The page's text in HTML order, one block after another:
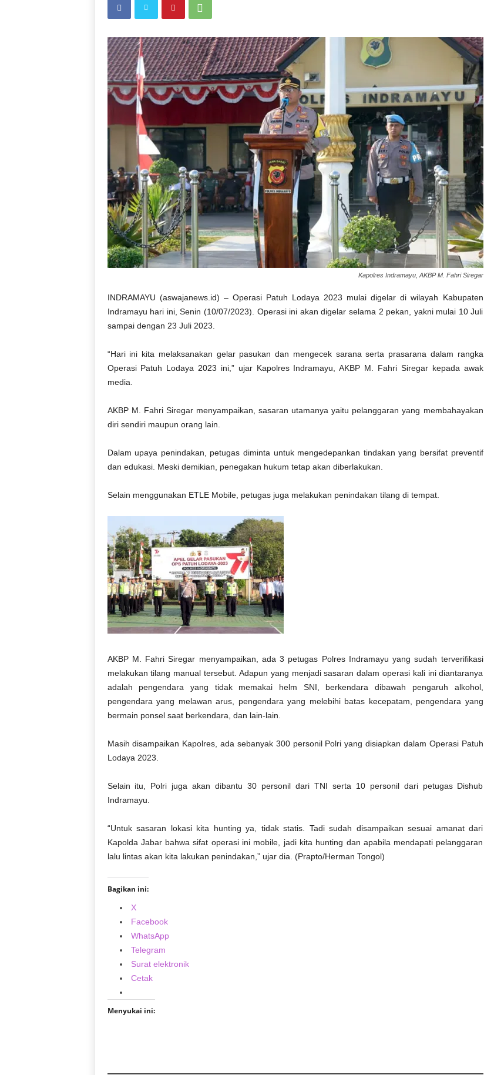
Kapolres Indramayu, AKBP M. Fahri Siregar
INDRAMAYU (aswajanews.id) – Operasi Patuh Lodaya 2023 mulai digelar di wilayah Kabupaten
Indramayu hari ini, Senin (10/07/2023). Operasi ini akan digelar selama 2 pekan, yakni mulai 10 Juli
sampai dengan 23 Juli 2023.
“Hari ini kita melaksanakan gelar pasukan dan mengecek sarana serta prasarana dalam rangka
Operasi Patuh Lodaya 2023 ini,” ujar Kapolres Indramayu, AKBP M. Fahri Siregar kepada awak
media.
AKBP M. Fahri Siregar menyampaikan, sasaran utamanya yaitu pelanggaran yang membahayakan
diri sendiri maupun orang lain.
Dalam upaya penindakan, petugas diminta untuk mengedepankan tindakan yang bersifat preventif
dan edukasi. Meski demikian, penegakan hukum tetap akan diberlakukan.
Selain menggunakan ETLE Mobile, petugas juga melakukan penindakan tilang di tempat.
AKBP M. Fahri Siregar menyampaikan, ada 3 petugas Polres Indramayu yang sudah terverifikasi
melakukan tilang manual tersebut. Adapun yang menjadi sasaran dalam operasi kali ini diantaranya
adalah pengendara yang tidak memakai helm SNI, berkendara dibawah pengaruh alkohol,
pengendara yang melawan arus, pengendara yang melebihi batas kecepatam, pengendara yang
bermain ponsel saat berkendara, dan lain-lain.
Masih disampaikan Kapolres, ada sebanyak 300 personil Polri yang disiapkan dalam Operasi Patuh
Lodaya 2023.
Selain itu, Polri juga akan dibantu 30 personil dari TNI serta 10 personil dari petugas Dishub
Indramayu.
“Untuk sasaran lokasi kita hunting ya, tidak statis. Tadi sudah disampaikan sesuai amanat dari
Kapolda Jabar bahwa sifat operasi ini mobile, jadi kita hunting dan apabila mendapati pelanggaran
lalu lintas akan kita lakukan penindakan,” ujar dia. (Prapto/Herman Tongol)
Bagikan ini:
X
Facebook
WhatsApp
Telegram
Surat elektronik
Cetak
Menyukai ini: